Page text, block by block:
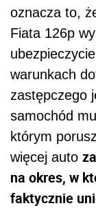
oznacza to,
Fiata 126p
warunkach
zastępczego
samochód
którym
więcej auto
na okres, w
faktycznie